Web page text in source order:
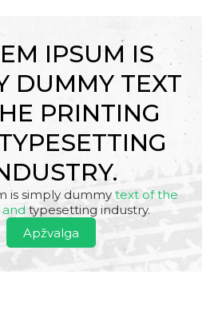
IPSUM IS
DUMMY TEXT
PRINTING
is simply dummy text of the
typesetting industry.
Apžvalga